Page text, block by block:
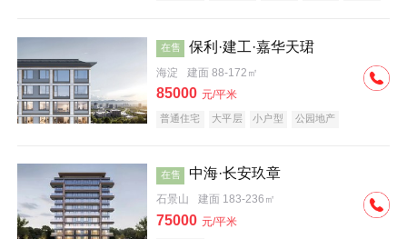
在售 保利·建工·嘉华天珺
海淀 建面 88-172㎡
85000 元/平米
普通住宅 大平层 小户型
公园地产
在售 中海·长安玖章
石景山 建面 183-236㎡
75000 元/平米